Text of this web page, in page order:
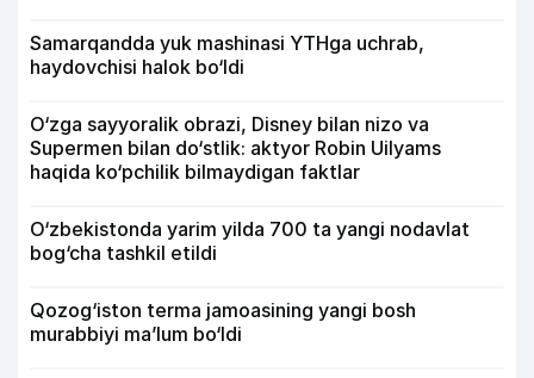
Samarqandda yuk mashinasi YTHga uchrab,
haydovchisi halok bo‘ldi
O‘zga sayyoralik obrazi, Disney bilan nizo va
Supermen bilan do‘stlik: aktyor Robin Uilyams
haqida ko‘pchilik bilmaydigan faktlar
O‘zbekistonda yarim yilda 700 ta yangi nodavlat
bog‘cha tashkil etildi
Qozog‘iston terma jamoasining yangi bosh
murabbiyi ma’lum bo‘ldi